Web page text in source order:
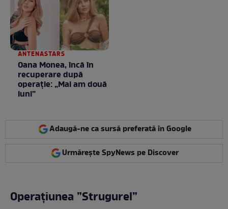
ANTENASTARS
Oana Monea, încă în
recuperare după
operație: „Mai am două
luni”
Adaugă-ne ca sursă preferată în Google
Urmărește SpyNews pe Discover
Operațiunea ”Strugurel”